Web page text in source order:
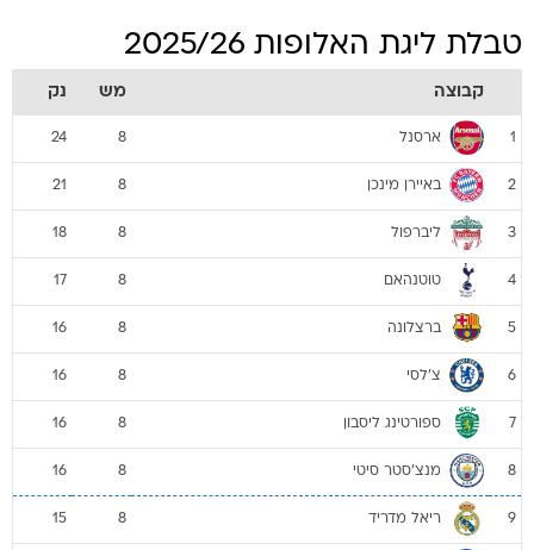
טבלת ליגת האלופות 2025/26
קבוצה מש נק
1 ארסנל 8
24
2 באיירן מינכן 8
21
3 ליברפול 8
18
4 טוטנהאם 8
17
5 ברצלונה 8
16
6 צ'לסי 8
16
7 ספורטינג ליסבון 8
16
8 מנצ'סטר סיטי 8
16
9 ריאל מדריד 8
15